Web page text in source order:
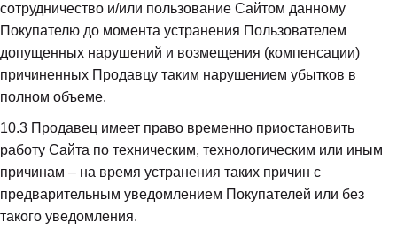
сотрудничество и/или пользование Сайтом данному
Покупателю до момента устранения Пользователем
допущенных нарушений и возмещения (компенсации)
причиненных Продавцу таким нарушением убытков в
полном объеме.
10.3 Продавец имеет право временно приостановить
работу Сайта по техническим, технологическим или иным
причинам – на время устранения таких причин с
предварительным уведомлением Покупателей или без
такого уведомления.